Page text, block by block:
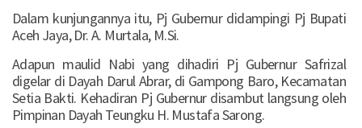
Dalam kunjungannya itu, Pj Gubernur didampingi Pj Bupati
Aceh Jaya, Dr. A. Murtala, M.Si.
Adapun maulid Nabi yang dihadiri Pj Gubernur Safrizal
digelar di Dayah Darul Abrar, di Gampong Baro, Kecamatan
Setia Bakti. Kehadiran Pj Gubernur disambut langsung oleh
Pimpinan Dayah Teungku H. Mustafa Sarong.